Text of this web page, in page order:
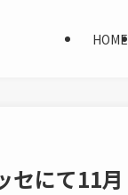
HOME
セにて11月